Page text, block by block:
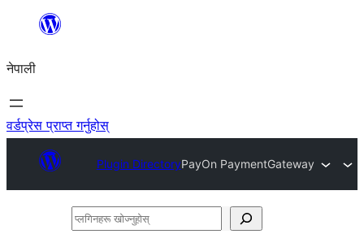
सामग्रीमा
नेपाली
वर्डप्रेस प्राप्त गर्नुहोस्
Plugin DirectoryPayOn PaymentGateway
प्लगिनहरू